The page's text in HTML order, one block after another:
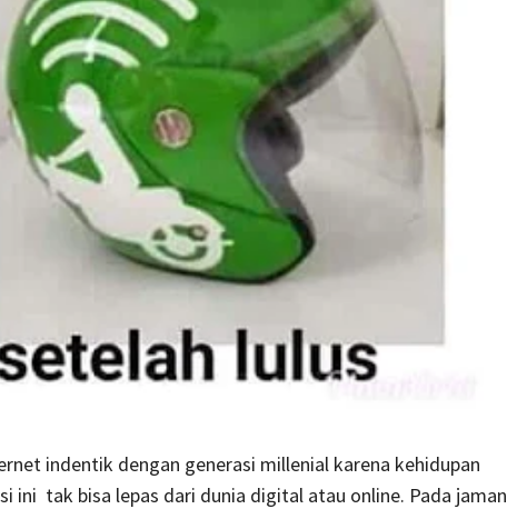
indentik dengan generasi millenial karena kehidupan
ini tak bisa lepas dari dunia digital atau online. Pada jaman